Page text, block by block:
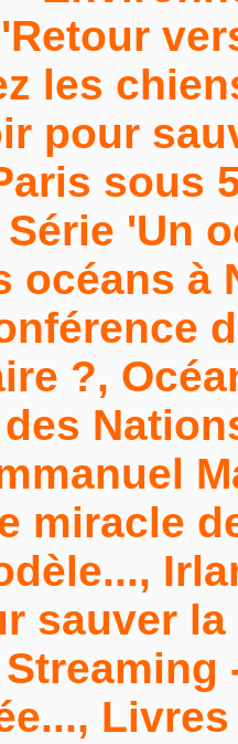
les
pour
sous
'Un
océans à
?,
miracle
sauver